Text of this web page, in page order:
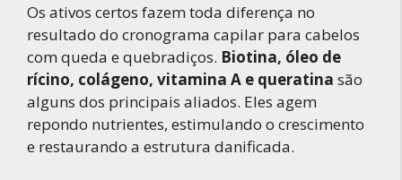
Os ativos certos fazem toda diferença no
resultado do cronograma capilar para cabelos
com queda e quebradiços. Biotina, óleo de
rícino, colágeno, vitamina A e queratina são
alguns dos principais aliados. Eles agem
repondo nutrientes, estimulando o crescimento
e restaurando a estrutura danificada.